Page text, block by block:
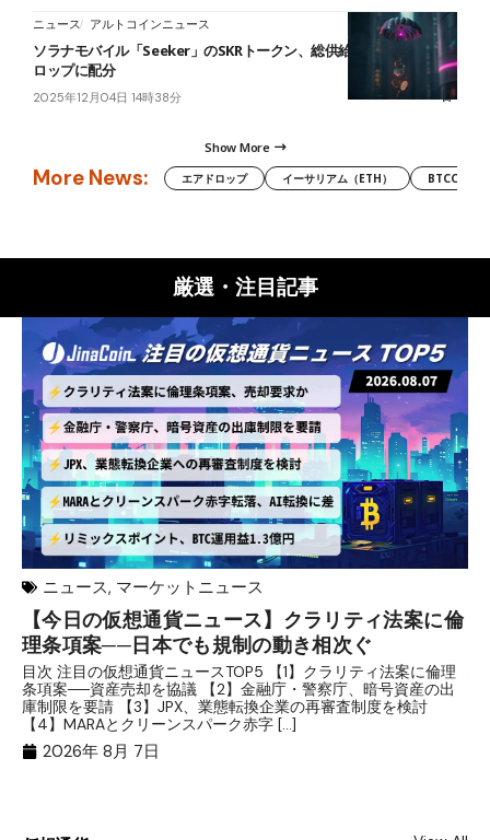
ニュース アルトコインニュース
ソラナモバイル「Seeker」のSKRトークン、総供給の30％をエアド
ロップに配分
2025年12月04日 14時38分
Show More
More News: エアドロップ イーサリアム（ETH） BTCC
厳選・注目記事
ニュース, マーケットニュース
【今日の仮想通貨ニュース】クラリティ法案に倫
理条項案──日本でも規制の動き相次ぐ
目次 注目の仮想通貨ニュースTOP5 【1】クラリティ法案に倫理
条項案──資産売却を協議 【2】金融庁・警察庁、暗号資産の出
庫制限を要請 【3】JPX、業態転換企業の再審査制度を検討
【4】MARAとクリーンスパーク赤字 […]
2026年 8月 7日